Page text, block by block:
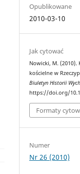
Opublikowane
2010-03-10
Jak cytować
Nowicki, M. (2010).
kościelne w
Biuletyn Historii
https://doi.org/
Formaty
Numer
Nr 26 (2010)